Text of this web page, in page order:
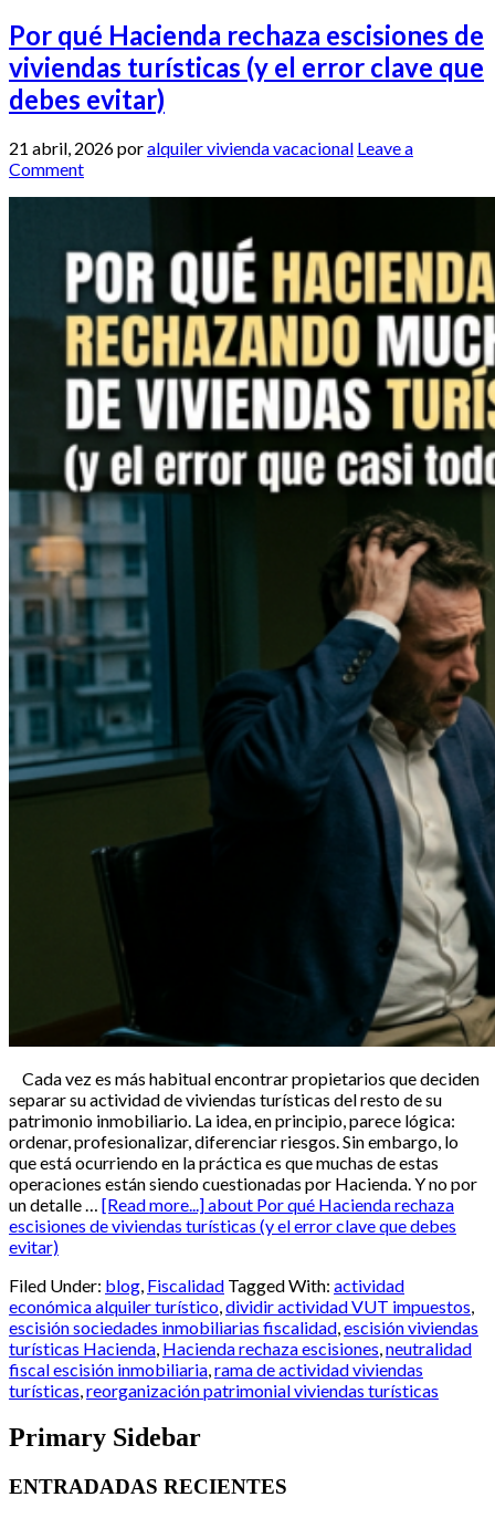
Por qué Hacienda rechaza escisiones de
viviendas turísticas (y el error clave que
debes evitar)
21 abril, 2026poralquiler vivienda vacacional Leave a
Comment
Cada vez es más habitual encontrar propietarios que deciden
separar su actividad de viviendas turísticas del resto de su
patrimonio inmobiliario. La idea, en principio, parece lógica:
ordenar, profesionalizar, diferenciar riesgos. Sin embargo, lo
que está ocurriendo en la práctica es que muchas de estas
operaciones están siendo cuestionadas por Hacienda. Y no por
un detalle … [Read more...]about Por qué Hacienda rechaza
escisiones de viviendas turísticas (y el error clave que debes
evitar)
Filed Under: blog Fiscalidad Tagged With: actividad
económica alquiler turístico dividir actividad VUT impuestos
escisión sociedades inmobiliarias fiscalidad escisión viviendas
turísticas Hacienda Hacienda rechaza escisiones neutralidad
fiscal escisión inmobiliaria rama de actividad viviendas
turísticas reorganización patrimonial viviendas turísticas
Primary Sidebar
ENTRADADAS RECIENTES